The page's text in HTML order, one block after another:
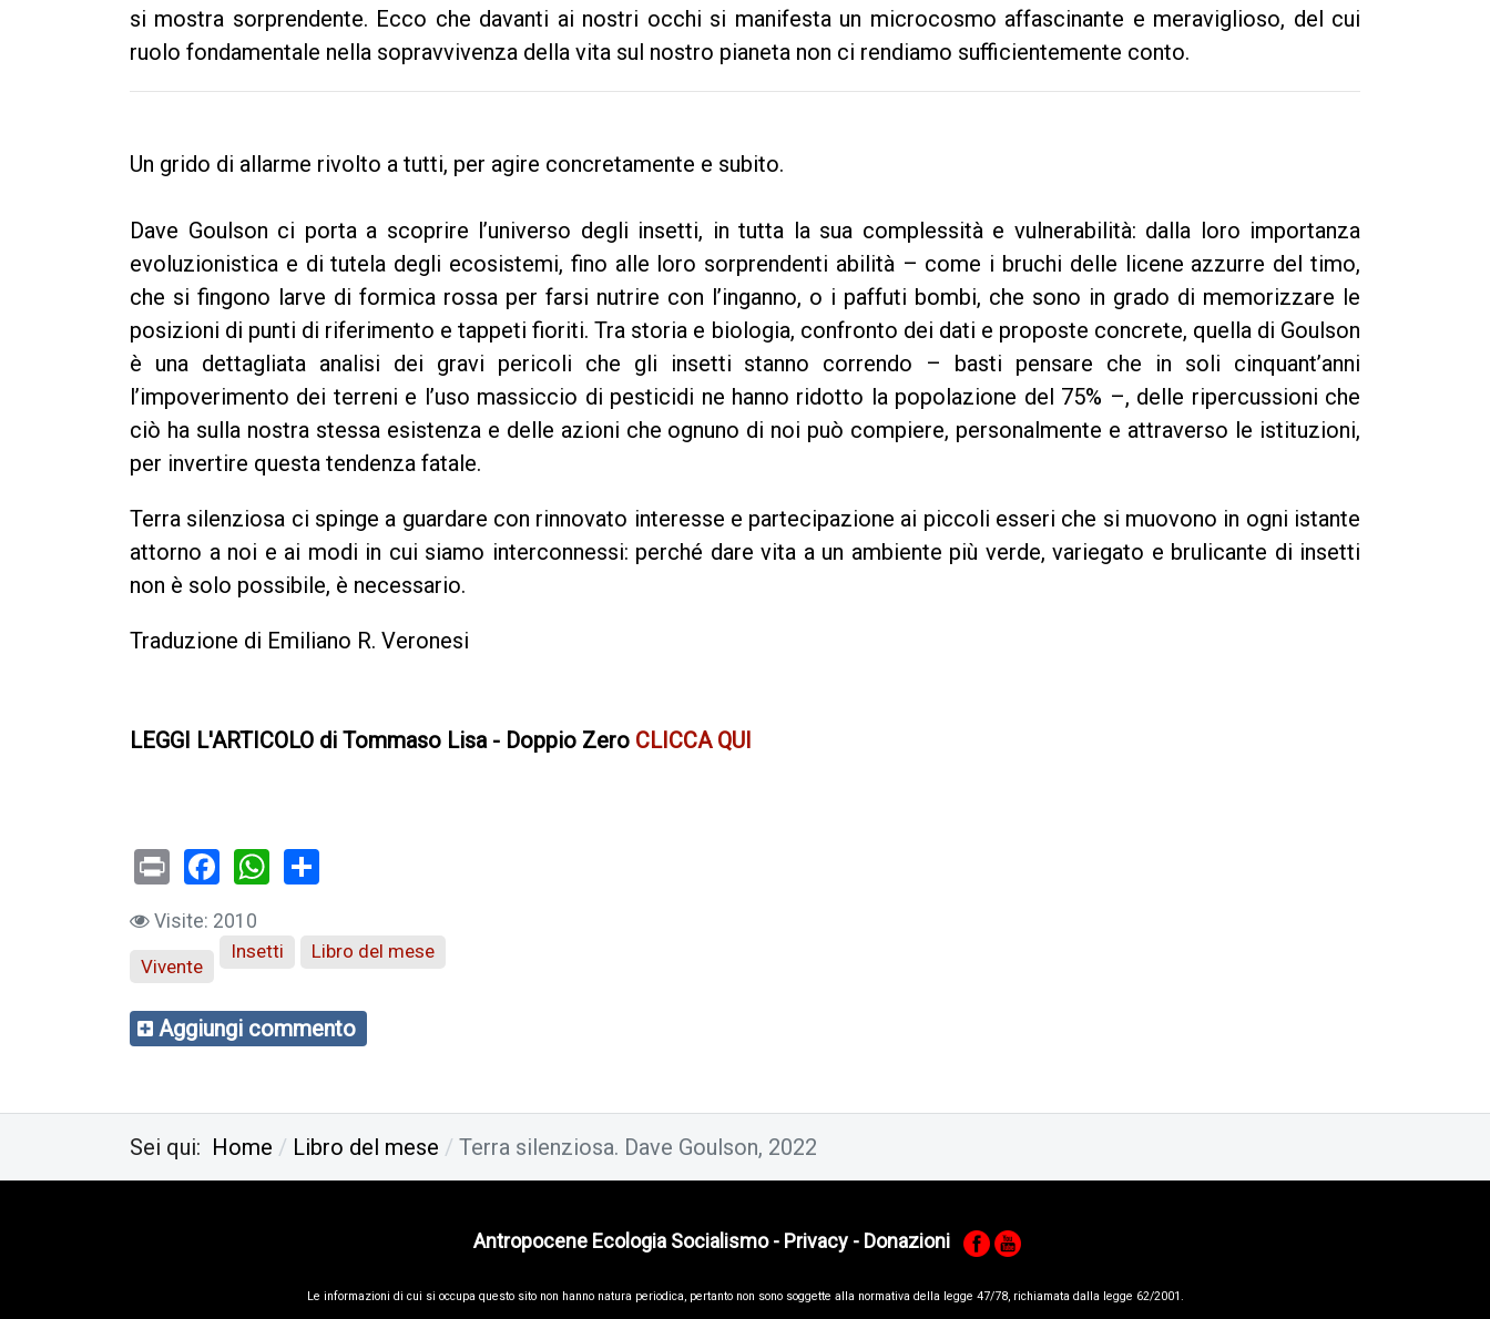
si mostra sorprendente. Ecco che davanti ai nostri occhi si manifesta un microcosmo affascinante e meraviglioso, del cui
ruolo fondamentale nella sopravvivenza della vita sul nostro pianeta non ci rendiamo sufficientemente conto.
Un grido di allarme rivolto a tutti, per agire concretamente e subito.
Dave Goulson ci porta a scoprire l’universo degli insetti, in tutta la sua complessità e vulnerabilità: dalla loro importanza
evoluzionistica e di tutela degli ecosistemi, fino alle loro sorprendenti abilità – come i bruchi delle licene azzurre del timo,
che si fingono larve di formica rossa per farsi nutrire con l’inganno, o i paffuti bombi, che sono in grado di memorizzare le
posizioni di punti di riferimento e tappeti fioriti. Tra storia e biologia, confronto dei dati e proposte concrete, quella di Goulson
è una dettagliata analisi dei gravi pericoli che gli insetti stanno correndo – basti pensare che in soli cinquant’anni
l’impoverimento dei terreni e l’uso massiccio di pesticidi ne hanno ridotto la popolazione del 75% –, delle ripercussioni che
ciò ha sulla nostra stessa esistenza e delle azioni che ognuno di noi può compiere, personalmente e attraverso le istituzioni,
per invertire questa tendenza fatale.
Terra silenziosa ci spinge a guardare con rinnovato interesse e partecipazione ai piccoli esseri che si muovono in ogni istante
attorno a noi e ai modi in cui siamo interconnessi: perché dare vita a un ambiente più verde, variegato e brulicante di insetti
non è solo possibile, è necessario.
Traduzione di Emiliano R. Veronesi
LEGGI L'ARTICOLO di Tommaso Lisa - Doppio Zero CLICCA QUI
PrintFacebook
WhatsApp
Visite: 2010
Vivente
Insetti Libro del mese
Aggiungi commento
Sei qui: Home Libro del mese Terra silenziosa. Dave Goulson, 2022
Antropocene Ecologia Socialismo - Privacy - Donazioni
Le informa­zioni di cui si occupa questo sito non hanno na­tura periodica, pertanto non sono sog­gette alla normativa della legge 47/78, richiamata dalla leg­ge 62/­2001.